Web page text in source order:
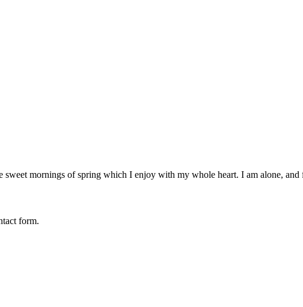
sweet mornings of spring which I enjoy with my whole heart. I am alone,
form.